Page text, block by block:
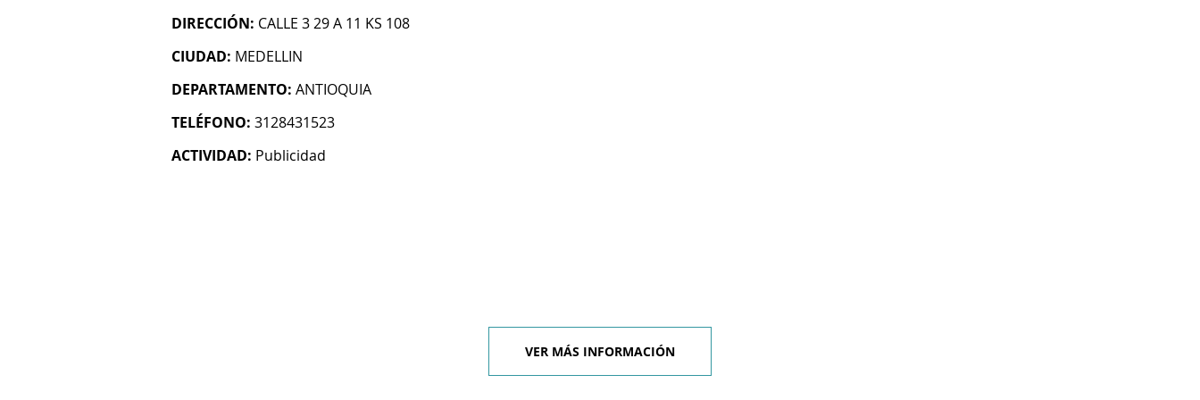
DIRECCIÓN: CALLE 3 29 A 11 KS 108
CIUDAD: MEDELLIN
DEPARTAMENTO: ANTIOQUIA
TELÉFONO: 3128431523
ACTIVIDAD: Publicidad
VER MÁS INFORMACIÓN